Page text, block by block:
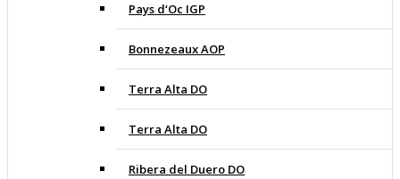
Pays d‘Oc IGP
Bonnezeaux AOP
Terra Alta DO
Terra Alta DO
Ribera del Duero DO